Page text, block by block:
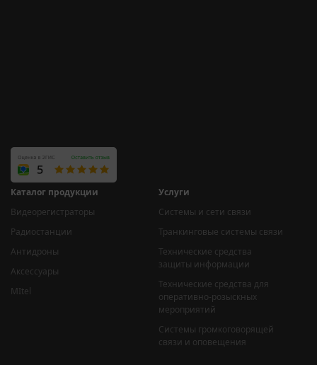
Каталог продукции
Видеорегистраторы
Радиостанции
Антидроны
Аксессуары
MItel
Услуги
Системы и сети связи
Транкинговые системы связи
Технические средства
защиты информации
Технические средства для
оперативно-розыскных
мероприятий
Системы громкоговорящей
связи и оповещения